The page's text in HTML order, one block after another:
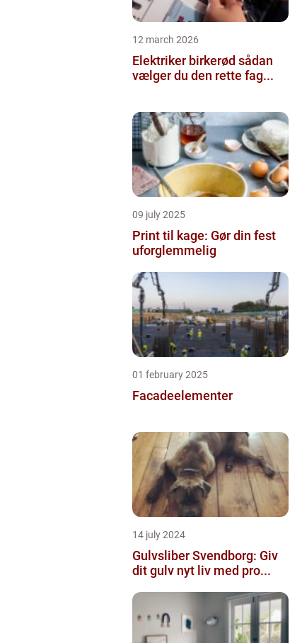
12 march 2026
Elektriker birkerød sådan
vælger du den rette fag...
09 july 2025
Print til kage: Gør din fest
uforglemmelig
01 february 2025
Facadeelementer
14 july 2024
Gulvsliber Svendborg: Giv
dit gulv nyt liv med pro...